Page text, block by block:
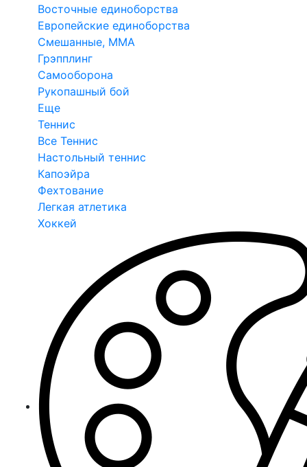
Восточные единоборства
Европейские единоборства
Смешанные, ММА
Грэпплинг
Самооборона
Рукопашный бой
Еще
Теннис
Все Теннис
Настольный теннис
Капоэйра
Фехтование
Легкая атлетика
Хоккей